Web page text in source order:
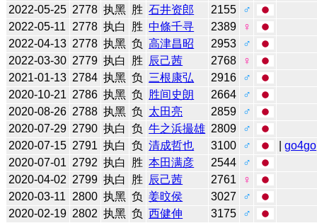
2022-05-25 2778 执黑 胜 石井资郎 2155
♂
2022-05-11
2778 执白 胜 中條千寻 2389
♀
2022-04-13 2778 执黑 负 高津昌昭 2953
♂
2022-03-30 2779 执白 胜 辰己茜 2768
♀
2021-01-13 2784 执黑 负 三根康弘 2916
♂
2020-10-21 2786 执黑 负 胜间史朗 2664
♂
2020-08-26 2788 执黑 负 太田亮 2859
♂
2020-07-29 2790 执白 负 牛之浜撮雄 2809
♂
2020-07-15 2791 执白 负 清成哲也 3100 ♂ |go4go
2020-07-01 2792 执白 胜 本田满彦 2544
♂
2020-04-02 2799 执白 胜 辰己茜 2761
♀
2020-03-11
2800 执黑 负 姜旼侯 3027
♂
2020-02-19 2802 执黑 负 西健伸 3175
♂